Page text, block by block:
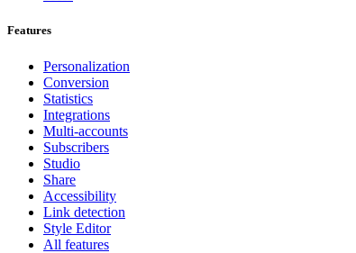
Features
Personalization
Conversion
Statistics
Integrations
Multi-accounts
Subscribers
Studio
Share
Accessibility
Link detection
Style Editor
All features